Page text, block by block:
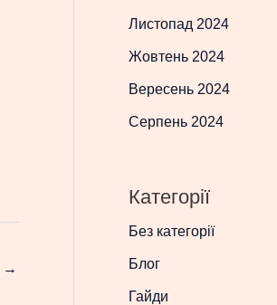
→
Листопад 2024
Жовтень 2024
Вересень 2024
Серпень 2024
Категорії
Без категорії
Блог
Гайди